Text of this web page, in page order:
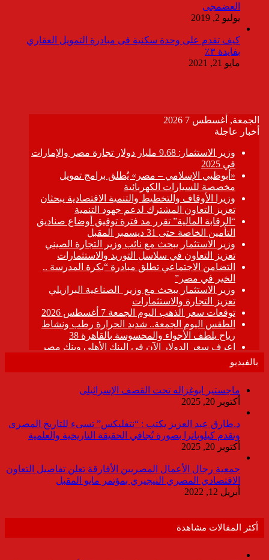
العضمجى
يوليو 2, 2019
كيف تقدم على وحدة سكنية فى مبادرة التمويل العقاري
بفايدة ٣٪
مايو 21, 2021
بالفيديو
ماجستير ابوغزاله تحت القصف الإسرائيلى
أكتوبر 20, 2025
د.طارق عبد العزيز يكتب : “نتفليكس” تسىء للتاريخ المصرى
وتقدم كيلوباترا بصورة تُجافي الحقيقة التاريخية والعلمية
أكتوبر 20, 2025
جمعية رجال الأعمال المصريين الأفارقة تعلن تفاصيل التعاون
الاقتصادي المصري النيجيري بمؤتمر مايو المقبل
أبريل 12, 2022
أكثر المقالات مشاهدة